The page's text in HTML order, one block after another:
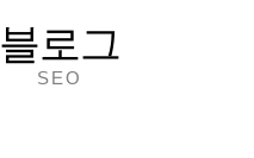
블로그
SEO